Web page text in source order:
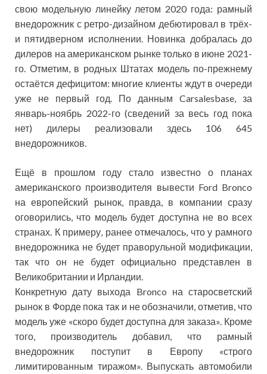
свою модельную линейку летом 2020 года: рамный
внедорожник с ретро-дизайном дебютировал в трёх-
и пятидверном исполнении. Новинка добралась до
дилеров на американском рынке только в июне 2021-
го. Отметим, в родных Штатах модель по-прежнему
остаётся дефицитом: многие клиенты ждут в очереди
уже не первый год. По данным Carsalesbase, за
январь-ноябрь 2022-го (сведений за весь год пока
нет) дилеры реализовали здесь 106 645
внедорожников.
Ещё в прошлом году стало известно о планах
американского производителя вывести Ford Bronco
на европейский рынок, правда, в компании сразу
оговорились, что модель будет доступна не во всех
странах. К примеру, ранее отмечалось, что у рамного
внедорожника не будет праворульной модификации,
так что он не будет официально представлен в
Великобритании и Ирландии.
Конкретную дату выхода Bronco на старосветский
рынок в Форде пока так и не обозначили, отметив, что
модель уже «скоро будет доступна для заказа». Кроме
того, производитель добавил, что рамный
внедорожник поступит в Европу «строго
лимитированным тиражом». Выпускать автомобили